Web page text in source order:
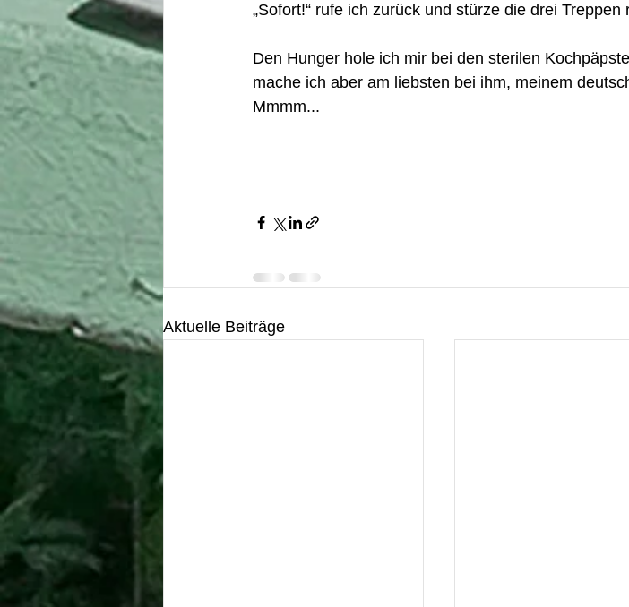
„Sofort!“ rufe ich zurück und stürze die drei Treppen
Den Hunger hole ich mir bei den sterilen
mache ich aber am liebsten bei ihm, meinem
Mmmm...
Aktuelle Beiträge